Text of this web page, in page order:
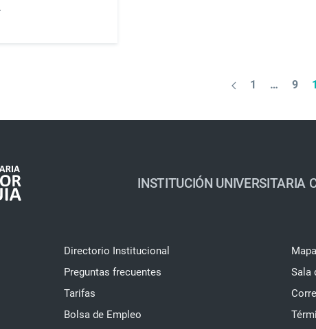
1 … 9
INSTITUCIÓN UNIVERSITARIA
Directorio Institucional
Preguntas frecuentes
Tarifas
Bolsa de Empleo
Sala